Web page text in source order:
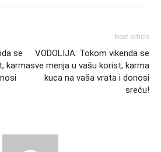
se
karma
Next article
VODOLIJA: Tokom vikenda se
sve menja u vašu korist, karma
kuca na vaša vrata i donosi
sreću!